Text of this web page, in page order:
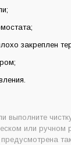
закреплен
выполните
или ручном